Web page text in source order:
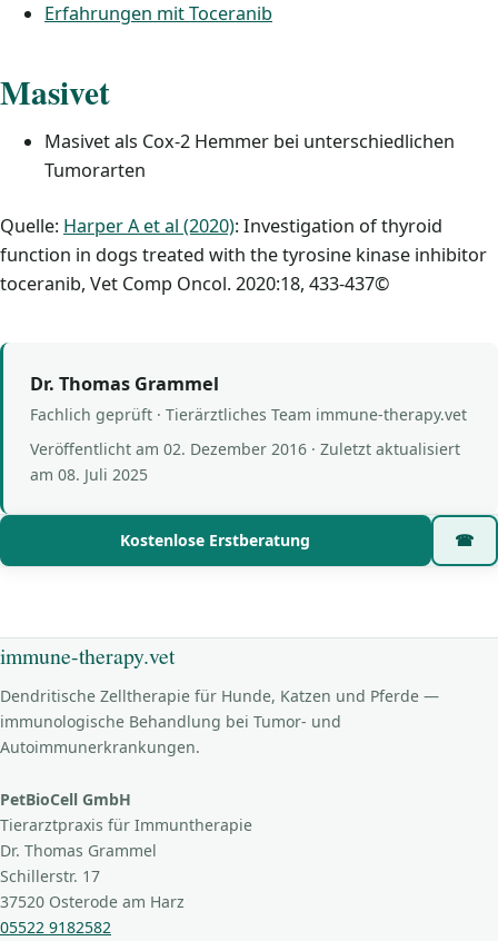
Erfahrungen mit Toceranib
Masivet
Masivet als Cox-2 Hemmer bei unterschiedlichen
Tumorarten
Quelle: Harper A et al (2020): Investigation of thyroid
function in dogs treated with the tyrosine kinase inhibitor
toceranib, Vet Comp Oncol. 2020:18, 433-437©
Dr. Thomas Grammel
Fachlich geprüft · Tierärztliches Team immune-therapy.vet
Veröffentlicht am 02. Dezember 2016 · Zuletzt aktualisiert
am 08. Juli 2025
Kostenlose Erstberatung ☎
immune-therapy.vet
Dendritische Zelltherapie für Hunde, Katzen und Pferde —
immunologische Behandlung bei Tumor- und
Autoimmunerkrankungen.
PetBioCell GmbH
Tierarztpraxis für Immuntherapie
Dr. Thomas Grammel
Schillerstr. 17
37520 Osterode am Harz
05522 9182582